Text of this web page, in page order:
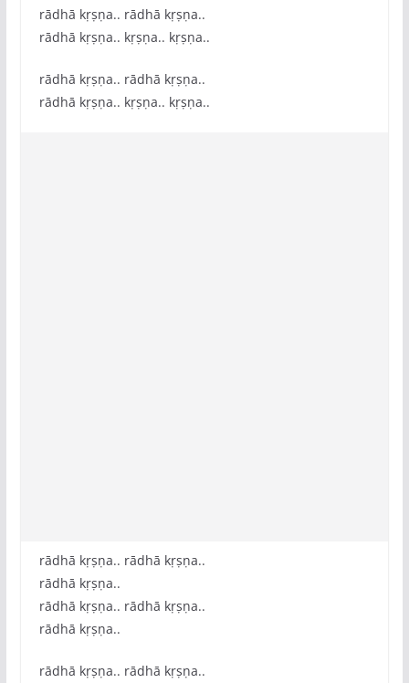
rādhā kṛṣṇa.. rādhā kṛṣṇa..
rādhā kṛṣṇa.. kṛṣṇa.. kṛṣṇa..
rādhā kṛṣṇa.. rādhā kṛṣṇa..
rādhā kṛṣṇa.. kṛṣṇa.. kṛṣṇa..
rādhā kṛṣṇa.. rādhā kṛṣṇa..
rādhā kṛṣṇa..
rādhā kṛṣṇa.. rādhā kṛṣṇa..
rādhā kṛṣṇa..
rādhā kṛṣṇa.. rādhā kṛṣṇa..